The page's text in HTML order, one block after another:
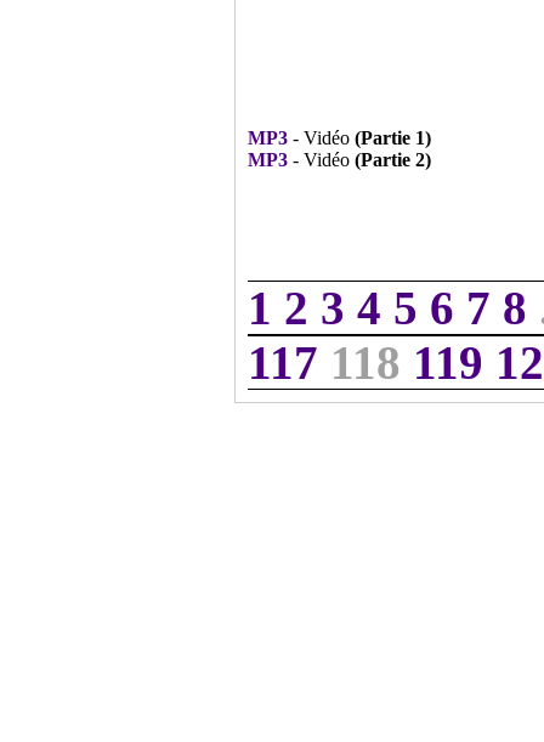
MP3 - Vidéo (Partie 1)
MP3 - Vidéo (Partie 2)
1 2 3 4 5 6 7 8
117 118 119